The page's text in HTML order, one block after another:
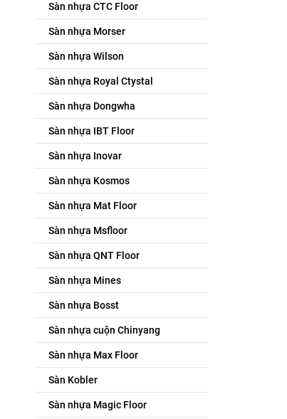
Sàn nhựa CTC Floor
Sàn nhựa Morser
Sàn nhựa Wilson
Sàn nhựa Royal Ctystal
Sàn nhựa Dongwha
Sàn nhựa IBT Floor
Sàn nhựa Inovar
Sàn nhựa Kosmos
Sàn nhựa Mat Floor
Sàn nhựa Msfloor
Sàn nhựa QNT Floor
Sàn nhựa Mines
Sàn nhựa Bosst
Sàn nhựa cuộn Chinyang
Sàn nhựa Max Floor
Sàn Kobler
Sàn nhựa Magic Floor